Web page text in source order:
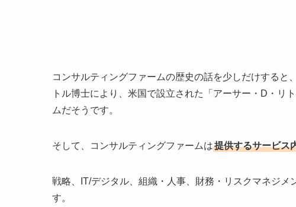
コンサルティングファームの歴史の話を少しだけすると
トル博士により、米国で設立された「アーサー・D・リ
ムだそうです。
そして、コンサルティングファームは提供するサービス
戦略、IT/デジタル、組織・人事、財務・リスクマネジ
す。